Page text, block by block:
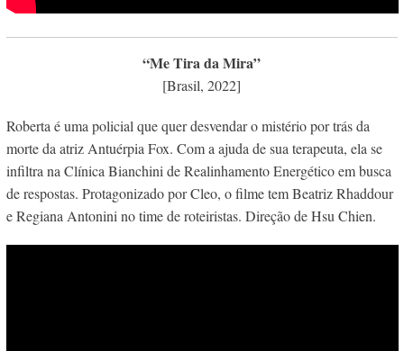
“Me Tira da Mira”
[Brasil, 2022]
Roberta é uma policial que quer desvendar o mistério por trás da
morte da atriz Antuérpia Fox. Com a ajuda de sua terapeuta, ela se
infiltra na Clínica Bianchini de Realinhamento Energético em busca
de respostas. Protagonizado por Cleo, o filme tem Beatriz Rhaddour
e Regiana Antonini no time de roteiristas. Direção de Hsu Chien.